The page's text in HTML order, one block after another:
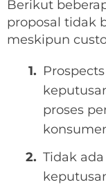
Berikut
proposal tidak
meskipun
proses
Tidak